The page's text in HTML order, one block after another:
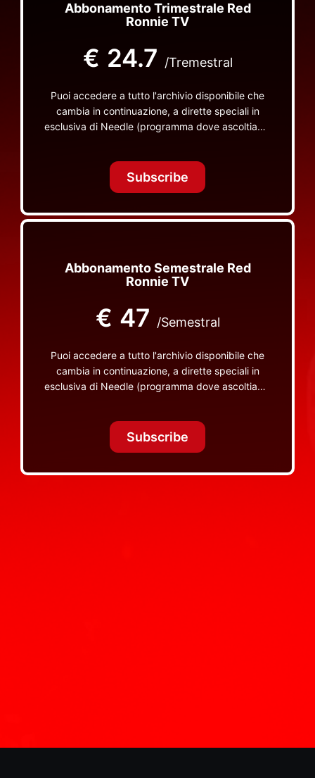
Abbonamento Trimestrale Red
Ronnie TV
€ 24.7 /Tremestral
Puoi accedere a tutto l'archivio disponibile che
cambia in continuazione, a dirette speciali in
esclusiva di Needle (programma dove ascoltiamo
TV non visibili da nessuna altra parte
Subscribe
Abbonamento Semestrale Red
Ronnie TV
€ 47 /Semestral
Puoi accedere a tutto l'archivio disponibile che
cambia in continuazione, a dirette speciali in
esclusiva di Needle (programma dove ascoltiamo
TV non visibili da nessuna altra parte
Subscribe